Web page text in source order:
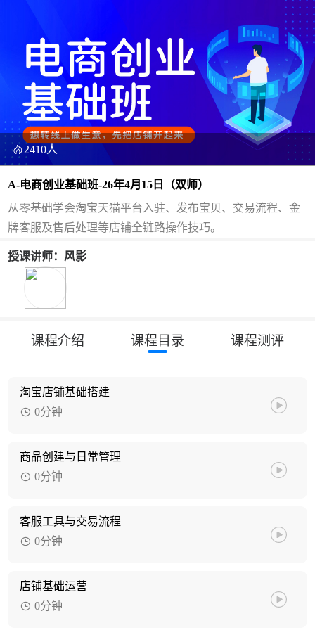
2410人
A-电商创业基础班-26年4月15日（双师）
从零基础学会淘宝天猫平台入驻、发布宝贝、交易流程、金
牌客服及售后处理等店铺全链路操作技巧。
授课讲师：风影
课程介绍 课程目录 课程测评
淘宝店铺基础搭建
0分钟
商品创建与日常管理
0分钟
客服工具与交易流程
0分钟
店铺基础运营
0分钟